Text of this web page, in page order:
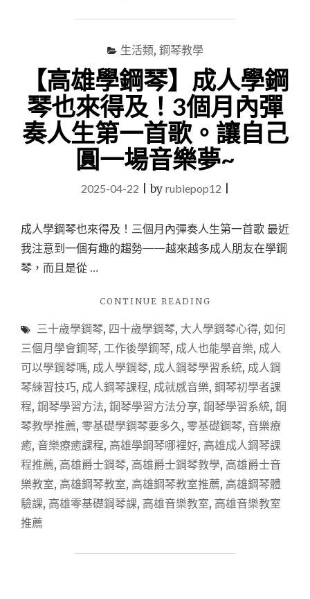
生活類, 鋼琴教學
【高雄學鋼琴】成人學鋼
琴也來得及！3個月內彈
奏人生第一首歌。讓自己
圓一場音樂夢~
2025-04-22 |by rubiepop12
成人學鋼琴也來得及！三個月內彈奏人生第一首歌 最近
我注意到一個有趣的趨勢——越來越多成人朋友在學鋼
琴，而且是從 …
CONTINUE READING
學
鋼
成
人
學
琴
也
來
及！
3
三十歲學鋼琴, 四十歲學鋼琴, 大人學鋼琴心得, 如何
三個月學會鋼琴, 工作後學鋼琴, 成人也能學音樂, 成人
可以學鋼琴嗎, 成人學鋼琴, 成人鋼琴學習系統, 成人鋼
琴練習技巧, 成人鋼琴課程, 成就感音樂, 鋼琴初學者課
程, 鋼琴學習方法, 鋼琴學習方法分享, 鋼琴學習系統, 鋼
琴教學推薦, 零基礎學鋼琴要多久 , 零基礎鋼琴, 音樂療
癒, 音樂療癒課程, 高雄學鋼琴哪裡好, 高雄成人鋼琴課
程推薦, 高雄爵士鋼琴, 高雄爵士鋼琴教學, 高雄爵士音
樂教室, 高雄鋼琴教室, 高雄鋼琴教室推薦, 高雄鋼琴體
驗課, 高雄零基礎鋼琴課, 高雄音樂教室, 高雄音樂教室
推薦